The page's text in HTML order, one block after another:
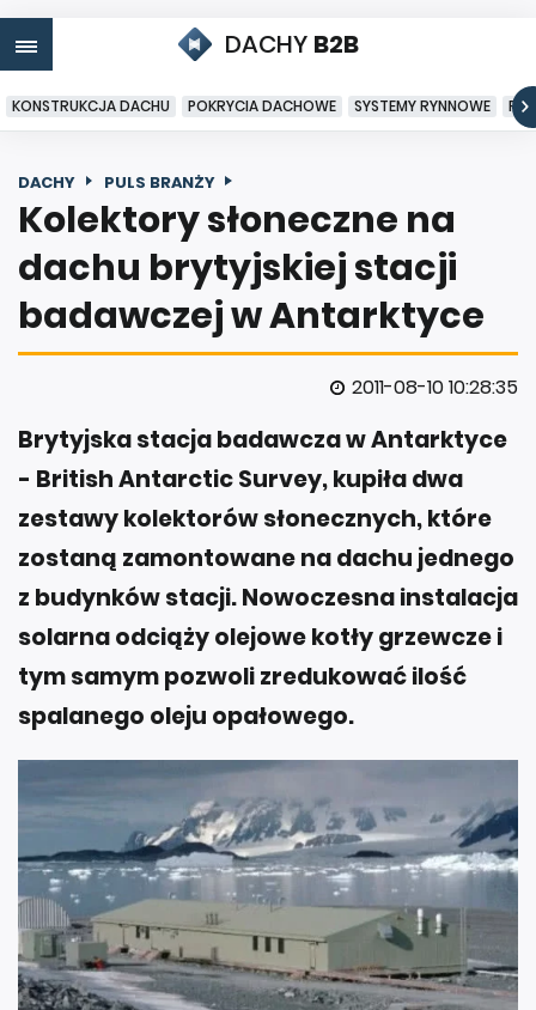
DACHY B2B
KONSTRUKCJA DACHU POKRYCIA DACHOWE SYSTEMY RYNNOWE
DACHY PULS BRANŻY
Kolektory słoneczne na
dachu brytyjskiej stacji
badawczej w Antarktyce
2011-08-10 10:28:35
Brytyjska stacja badawcza w Antarktyce
- British Antarctic Survey, kupiła dwa
zestawy kolektorów słonecznych, które
zostaną zamontowane na dachu jednego
z budynków stacji. Nowoczesna instalacja
solarna odciąży olejowe kotły grzewcze i
tym samym pozwoli zredukować ilość
spalanego oleju opałowego.